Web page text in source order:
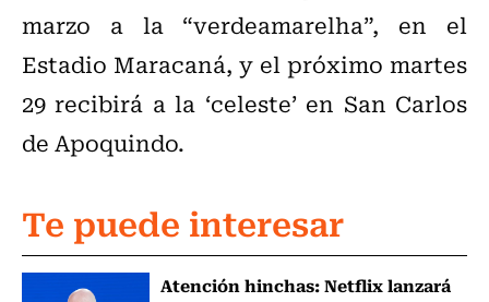
marzo a la “verdeamarelha”, en el
Estadio Maracaná, y el próximo martes
29 recibirá a la ‘celeste’ en San Carlos
de Apoquindo.
Te puede interesar
Atención hinchas: Netflix lanzará